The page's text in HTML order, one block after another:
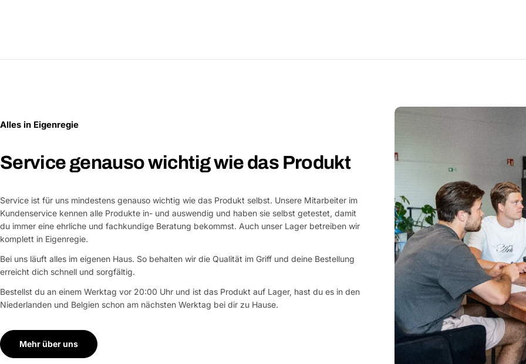
Alles in Eigenregie
Service genauso wichtig wie das Produkt
Service ist für uns mindestens genauso wichtig wie das Produkt selbst. Unsere Mitarbeiter im
Kundenservice kennen alle Produkte in- und auswendig und haben sie selbst getestet, damit
du immer eine ehrliche und fachkundige Beratung bekommst. Auch unser Lager betreiben wir
komplett in Eigenregie.
Bei uns läuft alles im eigenen Haus. So behalten wir die Qualität im Griff und deine Bestellung
erreicht dich schnell und sorgfältig.
Bestellst du an einem Werktag vor 20:00 Uhr und ist das Produkt auf Lager, hast du es in den
Niederlanden und Belgien schon am nächsten Werktag bei dir zu Hause.
Mehr über uns